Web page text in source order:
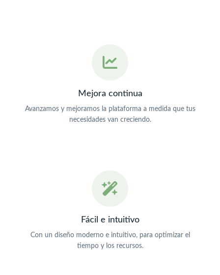
Mejora continua
Avanzamos y mejoramos la plataforma a medida que tus
necesidades van creciendo.
Fácil e intuitivo
Con un diseño moderno e intuitivo, para optimizar el
tiempo y los recursos.